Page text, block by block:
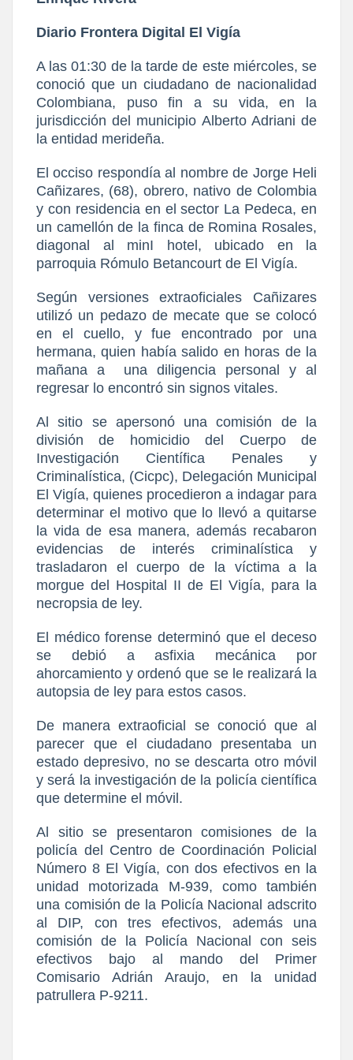
Diario Frontera Digital El Vigía
A las 01:30 de la tarde de este miércoles, se
conoció que un ciudadano de nacionalidad
Colombiana, puso fin a su vida, en la
jurisdicción del municipio Alberto Adriani de
la entidad merideña.
El occiso respondía al nombre de Jorge Heli
Cañizares, (68), obrero, nativo de Colombia
y con residencia en el sector La Pedeca, en
un camellón de la finca de Romina Rosales,
diagonal al minI hotel, ubicado en la
parroquia Rómulo Betancourt de El Vigía.
Según versiones extraoficiales Cañizares
utilizó un pedazo de mecate que se colocó
en el cuello, y fue encontrado por una
hermana, quien había salido en horas de la
mañana a
una diligencia personal y al
regresar lo encontró sin signos vitales.
Al sitio se apersonó una comisión de la
división de homicidio del Cuerpo de
Investigación Científica Penales y
Criminalística, (Cicpc), Delegación Municipal
El Vigía, quienes procedieron a indagar para
determinar el motivo que lo llevó a quitarse
la vida de esa manera, además recabaron
evidencias de interés criminalística y
trasladaron el cuerpo de la víctima a la
morgue del Hospital II de El Vigía, para la
necropsia de ley.
El médico forense determinó que el deceso
se debió a asfixia mecánica por
ahorcamiento y ordenó que se le realizará la
autopsia de ley para estos casos.
De manera extraoficial se conoció que al
parecer que el ciudadano presentaba un
estado depresivo, no se descarta otro móvil
y será la investigación de la policía científica
que determine el móvil.
Al sitio se presentaron comisiones de la
policía del Centro de Coordinación Policial
Número 8 El Vigía, con dos efectivos en la
unidad motorizada M-939, como también
una comisión de la Policía Nacional adscrito
al DIP, con tres efectivos, además una
comisión de la Policía Nacional con seis
efectivos bajo al mando del Primer
Comisario Adrián Araujo, en la unidad
patrullera P-9211.